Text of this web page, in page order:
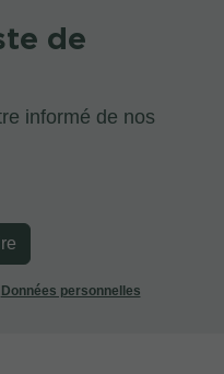
de
informé de nos
Données personnelles